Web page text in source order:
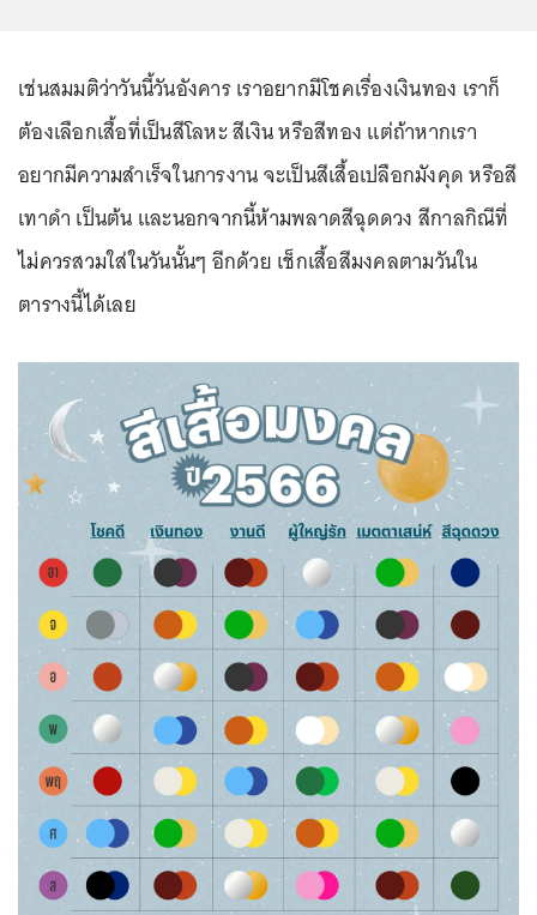
เช่นสมมติว่าวันนี้วันอังคาร เราอยากมีโชคเรื่องเงินทอง เราก็
ต้องเลือกเสื้อที่เป็นสีโลหะ สีเงิน หรือสีทอง แต่ถ้าหากเรา
อยากมีความสำเร็จในการงาน จะเป็นสีเสื้อเปลือกมังคุด หรือสี
เทาดำ เป็นต้น และนอกจากนี้ห้ามพลาดสีฉุดดวง สีกาลกิณีที่
ไม่ควรสวมใส่ในวันนั้นๆ อีกด้วย เช็กเสื้อสีมงคลตามวันใน
ตารางนี้ได้เลย